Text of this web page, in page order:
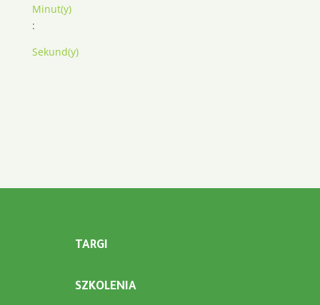
Minut(y)
:
Sekund(y)
TARGI
SZKOLENIA